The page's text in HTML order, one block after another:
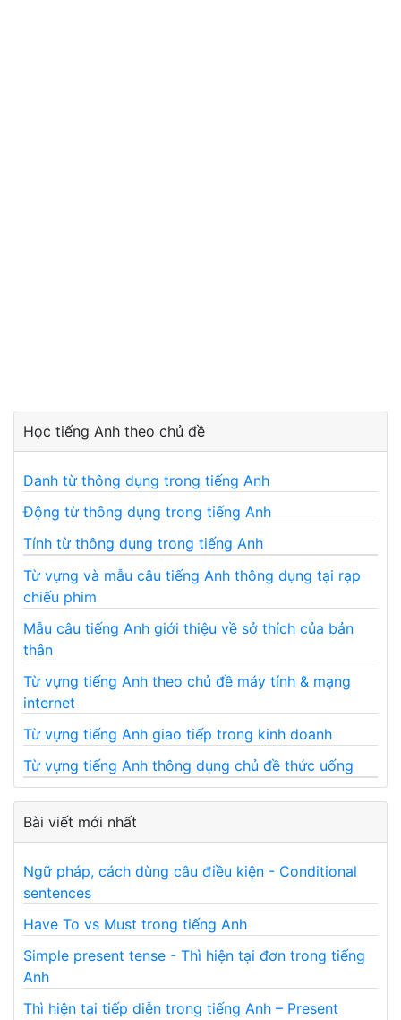
Học tiếng Anh theo chủ đề
Danh từ thông dụng trong tiếng Anh
Động từ thông dụng trong tiếng Anh
Tính từ thông dụng trong tiếng Anh
Từ vựng và mẫu câu tiếng Anh thông dụng tại rạp
chiếu phim
Mẫu câu tiếng Anh giới thiệu về sở thích của bản
thân
Từ vựng tiếng Anh theo chủ đề máy tính & mạng
internet
Từ vựng tiếng Anh giao tiếp trong kinh doanh
Từ vựng tiếng Anh thông dụng chủ đề thức uống
Bài viết mới nhất
Ngữ pháp, cách dùng câu điều kiện - Conditional
sentences
Have To vs Must trong tiếng Anh
Simple present tense - Thì hiện tại đơn trong tiếng
Anh
Thì hiện tại tiếp diễn trong tiếng Anh – Present